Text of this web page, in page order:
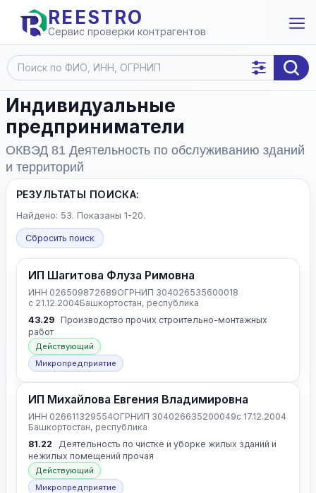
REESTRO
Сервис проверки контрагентов
Индивидуальные
предприниматели
ОКВЭД 81 Деятельность по обслуживанию зданий
и территорий
РЕЗУЛЬТАТЫ ПОИСКА:
Найдено: 53. Показаны 1-20.
Сбросить поиск
ИП Шагитова Флуза Римовна
ИНН 026509872689ОГРНИП 304026535600018
с 21.12.2004Башкортостан, республика
43.29 Производство прочих строительно-монтажных
работ
Действующий
Микропредприятие
ИП Михайлова Евгения Владимировна
ИНН 026611329554ОГРНИП 304026635200049с 17.12.2004
Башкортостан, республика
81.22
Деятельность по чистке и уборке жилых зданий и
нежилых помещений прочая
Действующий
Микропредприятие